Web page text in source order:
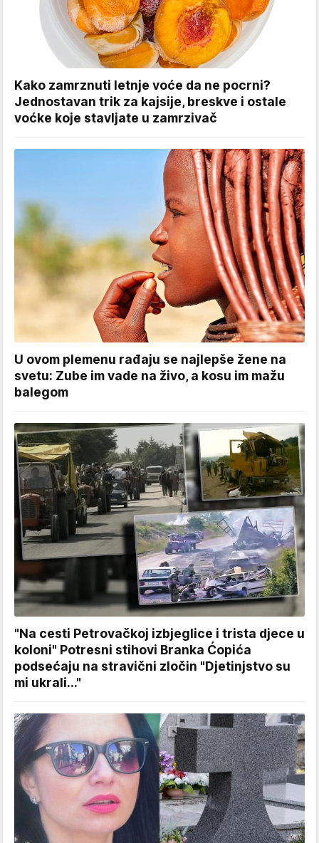
Kako zamrznuti letnje voće da ne pocrni?
Jednostavan trik za kajsije, breskve i ostale
voćke koje stavljate u zamrzivač
U ovom plemenu rađaju se najlepše žene na
svetu: Zube im vade na živo, a kosu im mažu
balegom
"Na cesti Petrovačkoj izbjeglice i trista djece u
koloni" Potresni stihovi Branka Ćopića
podsećaju na stravični zločin "Djetinjstvo su
mi ukrali..."